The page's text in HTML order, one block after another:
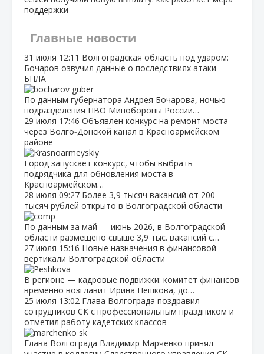
поддержки
Главные новости
31 июля 12:11 Волгоградская область под ударом:
Бочаров озвучил данные о последствиях атаки
БПЛА
По данным губернатора Андрея Бочарова, ночью
подразделения ПВО Минобороны России…
29 июля 17:46 Объявлен конкурс на ремонт моста
через Волго‑Донской канал в Красноармейском
районе
Город запускает конкурс, чтобы выбрать
подрядчика для обновления моста в
Красноармейском…
28 июля 09:27 Более 3,9 тысяч вакансий от 200
тысяч рублей открыто в Волгоградской области
По данным за май — июнь 2026, в Волгоградской
области размещено свыше 3,9 тыс. вакансий с…
27 июля 15:16 Новые назначения в финансовой
вертикали Волгоградской области
В регионе — кадровые подвижки: комитет финансов
временно возглавит Ирина Пешкова, до…
25 июля 13:02 Глава Волгограда поздравил
сотрудников СК с профессиональным праздником и
отметил работу кадетских классов
Глава Волгограда Владимир Марченко принял